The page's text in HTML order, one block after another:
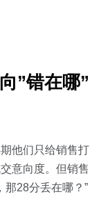
”错在哪”
他们只给销售打
意向度。但销售
28分丢在哪？”